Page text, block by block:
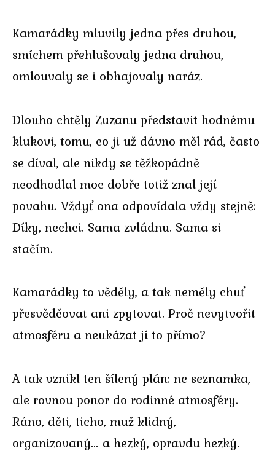
Kamarádky mluvily jedna přes druhou,
smíchem přehlušovaly jedna druhou,
omlouvaly se i obhajovaly naráz.
Dlouho chtěly Zuzanu představit hodnému
klukovi, tomu, co ji už dávno měl rád, často
se díval, ale nikdy se těžkopádně
neodhodlal moc dobře totiž znal její
povahu. Vždyť ona odpovídala vždy stejně:
Díky, nechci. Sama zvládnu. Sama si
stačím.
Kamarádky to věděly, a tak neměly chuť
přesvědčovat ani zpytovat. Proč nevytvořit
atmosféru a neukázat jí to přímo?
A tak vznikl ten šílený plán: ne seznamka,
ale rovnou ponor do rodinné atmosféry.
Ráno, děti, ticho, muž klidný,
organizovaný… a hezký, opravdu hezký.